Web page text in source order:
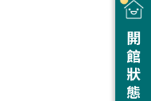
開館狀態